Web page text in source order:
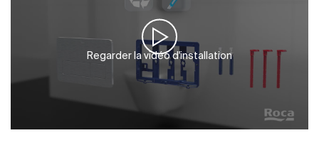
Regarder la vidéo d'installation